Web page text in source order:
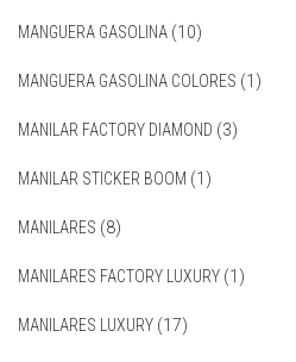
MANGUERA GASOLINA (10)
MANGUERA GASOLINA COLORES (1)
MANILAR FACTORY DIAMOND (3)
MANILAR STICKER BOOM (1)
MANILARES (8)
MANILARES FACTORY LUXURY (1)
MANILARES LUXURY (17)